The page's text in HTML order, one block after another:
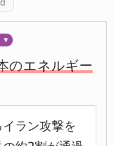
▼
のエネルギー
ラン攻撃を